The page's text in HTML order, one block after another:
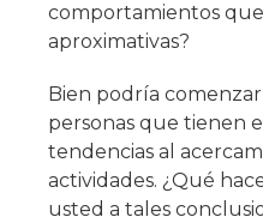
comportamientos
aproximativas?
Bien podría
personas que tienen
tendencias al
actividades. ¿Qué
usted a tales